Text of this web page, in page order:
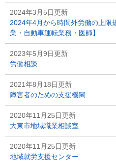
2024年3月5日更新
2024年4月から時間外労働の上限
業・自動車運転業務・医師】
2023年5月9日更新
労働相談
2021年8月18日更新
障害者のための支援機関
2020年11月25日更新
大東市地域職業相談室
2020年11月25日更新
地域就労支援センター